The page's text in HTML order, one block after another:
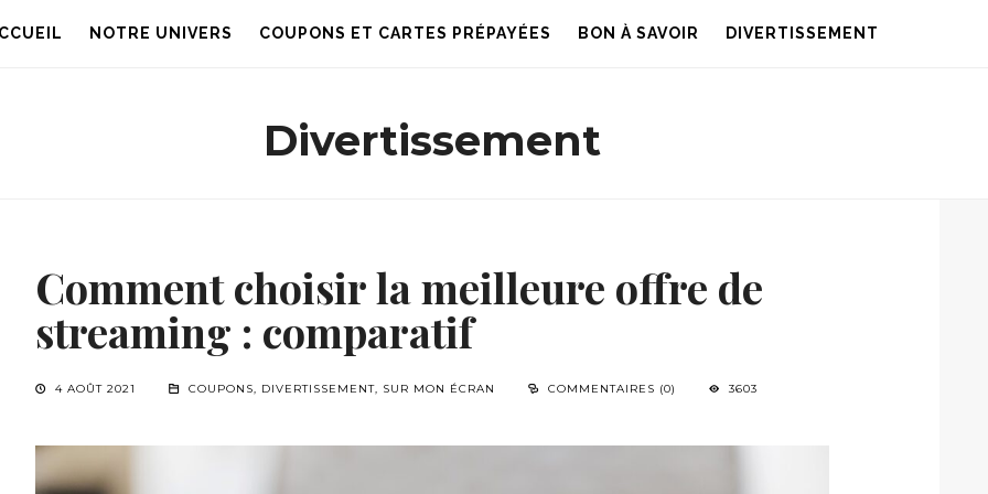
NOTRE UNIVERS COUPONS ET CARTES PRÉPAYÉES BON À SAVOIR DIVERTISSEMENT
Divertissement
Comment choisir la meilleure offre de
streaming : comparatif
4 AOÛT 2021 COUPONS, DIVERTISSEMENT, SUR MON ÉCRAN COMMENTAIRES (0) 3603